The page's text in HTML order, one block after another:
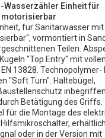
-Wasserzähler Einheit für
motorisierbar
für Sanitärwasser mit
vormontiert in
Teilen.
"Top Entry" mit
13828. Technopolymer-
"Soft Turn". Haltebügel,
inbegriffen.
Betätigung des Griffs.
für die Montage des
oder in der Version mit